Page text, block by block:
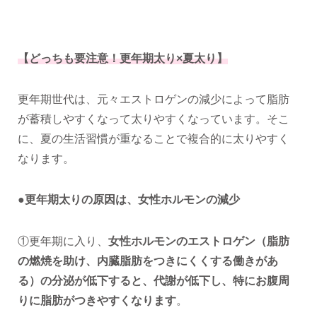
【どっちも要注意！更年期太り×夏太り】
更年期世代は、元々エストロゲンの減少によって脂肪
が蓄積しやすくなって太りやすくなっています。そこ
に、夏の生活習慣が重なることで複合的に太りやすく
なります。
●更年期太りの原因は、女性ホルモンの減少
①更年期に入り、 女性ホルモンのエストロゲン（脂肪
の燃焼を助け、内臓脂肪をつきにくくする働きがあ
る）の分泌が低下すると、代謝が低下し、特にお腹周
りに脂肪がつきやすくなります。